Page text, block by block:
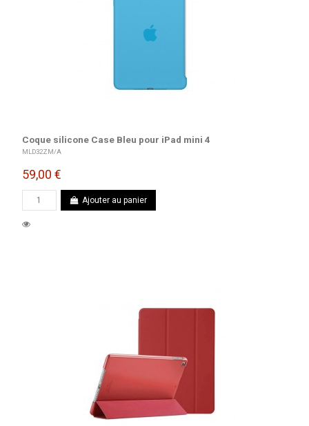
Coque silicone Case Bleu pour iPad mini 4
MLD32ZM/A
59,00 €
Ajouter au panier